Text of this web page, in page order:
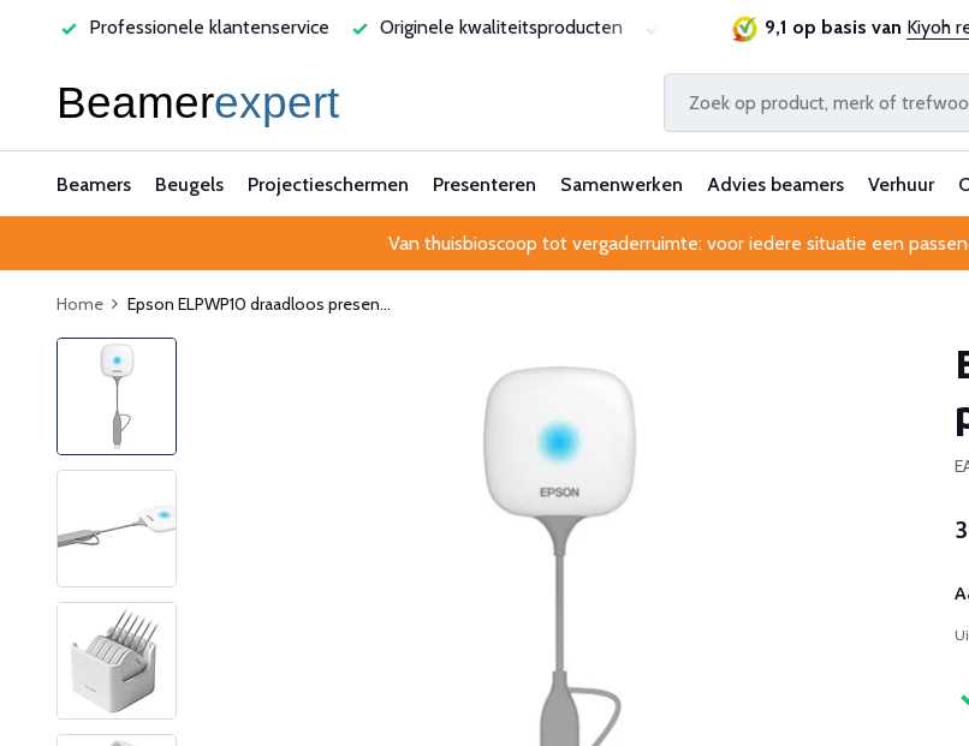
Originele kwaliteitsproducten Laagste prijsgarantie Al 25 jaar betrouwbaar en ervaren
9,1 op basis van Kiyoh
Beamers Beugels Projectieschermen Presenteren Samenwerken Advies beamers Verhuur
Van thuisbioscoop tot vergaderruimte: voor iedere situatie een
Home Epson ELPWP10 draadloos presen...